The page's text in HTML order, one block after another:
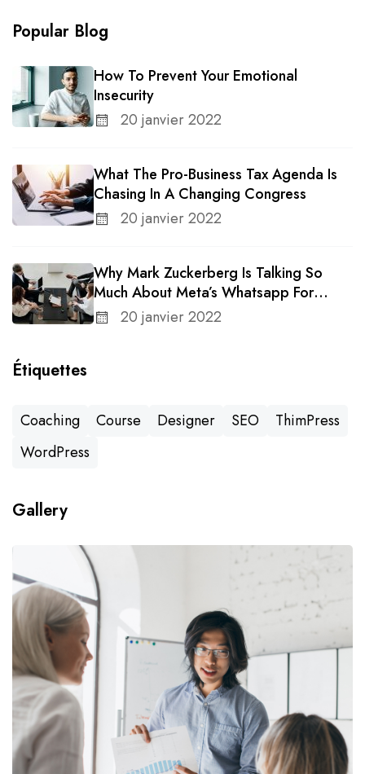
Popular Blog
How To Prevent Your Emotional
Insecurity
20 janvier 2022
What The Pro-Business Tax Agenda Is
Chasing In A Changing Congress
20 janvier 2022
Why Mark Zuckerberg Is Talking So
Much About Meta’s Whatsapp For
Business20 janvier 2022
Étiquettes
Coaching Course Designer SEO
ThimPress
WordPress
Gallery